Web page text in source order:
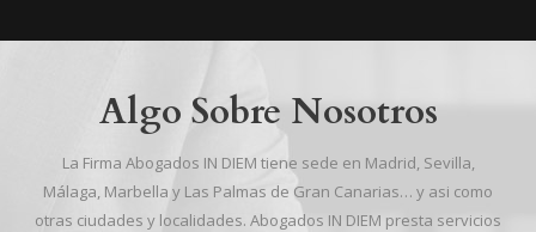
Algo Sobre Nosotros
La Firma Abogados IN DIEM tiene sede en Madrid, Sevilla,
Málaga, Marbella y Las Palmas de Gran Canarias… y asi como
otras ciudades y localidades. Abogados IN DIEM presta servicios